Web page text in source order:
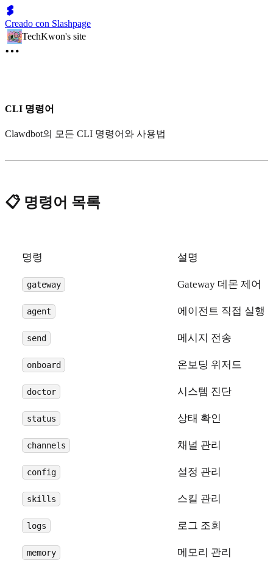
Creado con Slashpage
TechKwon's site
CLI 명령어
Clawdbot의 모든 CLI 명령어와 사용법
📋 명령어 목록
명령 설명
gateway Gateway 데몬 제어
agent 에이전트 직접 실행
send 메시지 전송
onboard 온보딩 위저드
doctor 시스템 진단
status 상태 확인
channels 채널 관리
config 설정 관리
skills 스킬 관리
logs 로그 조회
memory 메모리 관리